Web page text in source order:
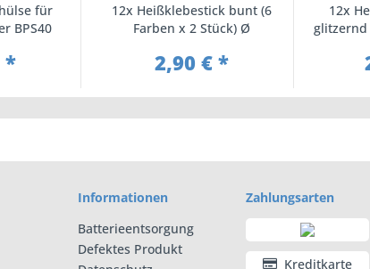
für
BPS40
*
12x Heißklebestick bunt (6
Farben x 2 Stück) Ø
2,90 € *
12x
glitzernd
Informationen
Batterieentsorgung
Defektes Produkt
Zahlungsarten
Kreditkarte